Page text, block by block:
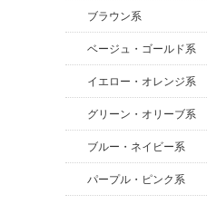
ブラウン系
ベージュ・ゴールド系
イエロー・オレンジ系
グリーン・オリーブ系
ブルー・ネイビー系
パープル・ピンク系